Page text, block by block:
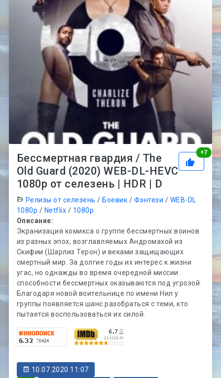
+7
Бессмертная гвардия / The
Old Guard (2020) WEB-DL-HEVC
1080p от селезень | HDR | D
Релизы от селезень / Боевик / Фэнтези / WEB-DL
1080p / Netflix / 1080p
Описание:
Экранизация комикса о группе бессмертных воинов
из разных эпох, возглавляемых Андромахой из
Скифии (Шарлиз Терон) и веками защищающих
смертный мир. За долгие годы их интерес к жизни
угас, но однажды во время очередной миссии
способности бессмертных оказываются под угрозой.
Благодаря новой воительнице по имени Нил у
группы появляется шанс разобраться с теми, кто
пытается воспользоваться их силой.
10.07.2020 11:07